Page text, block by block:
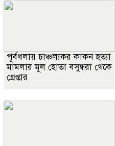
পূর্বধলায় চাঞ্চল্যকর কাকন হত্যা
মামলার মূল হোতা বসুন্ধরা থেকে
গ্রেপ্তার